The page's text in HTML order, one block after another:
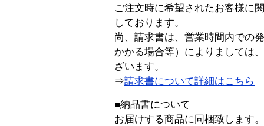
ご注文時に希望されたお客様に
しております。
尚、請求書は、営業時間内での
かかる場合等）によりましては
ざいます。
⇒請求書について詳細はこちら
■納品書について
お届けする商品に同梱致します。